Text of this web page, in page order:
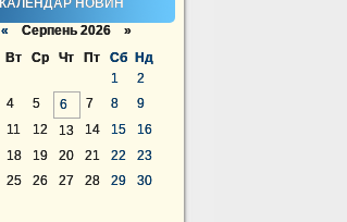
КАЛЕНДАР НОВИН
« Серпень 2026 »
Вт Ср Чт Пт Сб
Нд
1
2
4 5 6 7 8
9
11 12 13 14 15
16
18 19 20 21 22
23
25 26 27 28 29
30